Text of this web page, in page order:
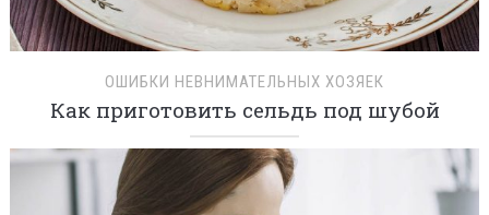
ОШИБКИ НЕВНИМАТЕЛЬНЫХ ХОЗЯЕК
Как приготовить сельдь под шубой